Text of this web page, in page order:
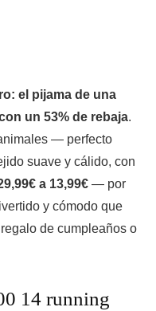
el pijama de una
un 53% de rebaja.
— perfecto
suave y cálido, con
a 13,99€ — por
y cómodo que
de cumpleaños o
14 running